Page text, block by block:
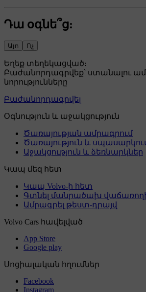
Դա օգնե՞ց:
Այո Ոչ